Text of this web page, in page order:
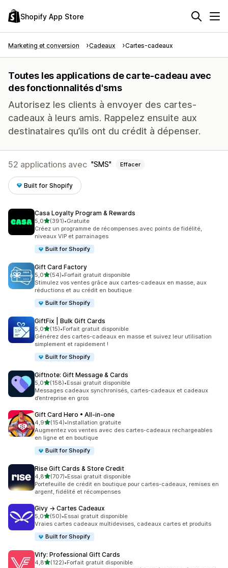
Shopify App Store
Marketing et conversion Cadeaux Cartes-cadeaux
Toutes les applications de carte-cadeau avec
des fonctionnalités d'sms
Autorisez les clients à envoyer des cartes-
cadeaux à leurs amis. Rappelez ensuite aux
destinataires qu’ils ont du crédit à dépenser.
52 applications avec SMS Effacer
Built for Shopify
Casa Loyalty Program & Rewards
5,0étoile(s) sur 5
(391)
391 avis au total
•Gratuite
Créez un programme de récompenses avec points de fidélité,
niveaux VIP et parrainages
Built for Shopify
Gift Card Factory
5,0étoile(s) sur 5
(54)
54 avis au total
•Forfait gratuit disponible
Stimulez vos ventes grâce aux cartes-cadeaux en masse, aux
réductions et au crédit en boutique
Built for Shopify
GiftFix | Bulk Gift Cards
5,0étoile(s) sur 5
(15)
15 avis au total
•Forfait gratuit disponible
Générez des cartes-cadeaux en masse et suivez leur utilisation
simplement et rapidement !
Built for Shopify
Giftnote: Gift Message & Cards
5,0étoile(s) sur 5
(158)
158 avis au total
•Essai gratuit disponible
Messages cadeaux synchronisés, cartes-cadeaux et cadeaux
d’entreprise en gros
Gift Card Hero • All‑in‑one
4,9étoile(s) sur 5
(154)
154 avis au total
•Installation gratuite
Augmentez vos ventes avec des cartes-cadeaux rechargeables
en ligne et en boutique
Built for Shopify
Rise Gift Cards & Store Credit
4,8étoile(s) sur 5
(707)
707 avis au total
•Essai gratuit disponible
Portefeuille de crédit en boutique pour cartes-cadeaux, remises en
argent, fidélité et récompenses
Givy → Cartes Cadeaux
5,0étoile(s) sur 5
(50)
50 avis au total
•Essai gratuit disponible
Vraies cartes cadeaux multidevises, cadeaux cartes et produits
Built for Shopify
Vify: Professional Gift Cards
4,8étoile(s) sur 5
(122)
122 avis au total
•Forfait gratuit disponible